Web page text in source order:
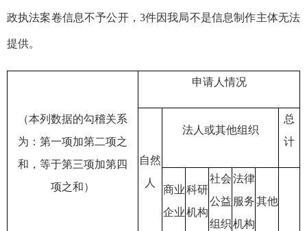
政执法案卷信息不予公开，3件因我局不是信息制作主体无法
提供。
（本列数据的勾稽关系
为：第一项加第二项之
和，等于第三项加第四
项之和）
申请人情况
自然
人
法人或其他组织
总
计
商业
企业
科研
机构
社会
公益
组织
法律
服务
机构
其他